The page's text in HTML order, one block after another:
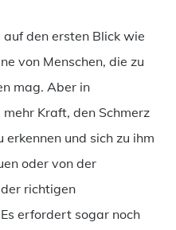
den ersten Blick wie
von Menschen, die zu
mag. Aber in
Kraft, den Schmerz
erkennen und sich zu ihm
oder von der
richtigen
erfordert sogar noch